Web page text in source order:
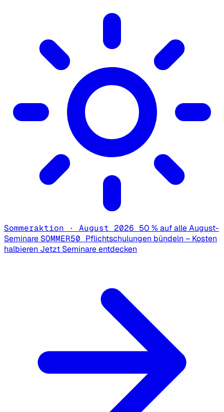
Sommeraktion · August 2026 50 % auf alle August-
SeminareSOMMER50 Pflichtschulungen bündeln – Kosten
halbieren Jetzt Seminare entdecken